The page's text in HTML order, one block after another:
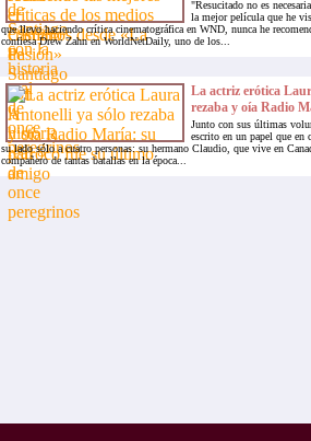
"Resucitado no es
la mejor película que he
que llevo haciendo crítica cinematográfica en WND, nunca he
confiesa Drew Zahn en WorldNetDaily, uno de los...
La actriz erótica
rezaba y oía Radio
Junto con sus últimas
escrito en un papel que en
su lado sólo a cuatro personas: su hermano Claudio, que vive en
compañero de tantas batallas en la época...